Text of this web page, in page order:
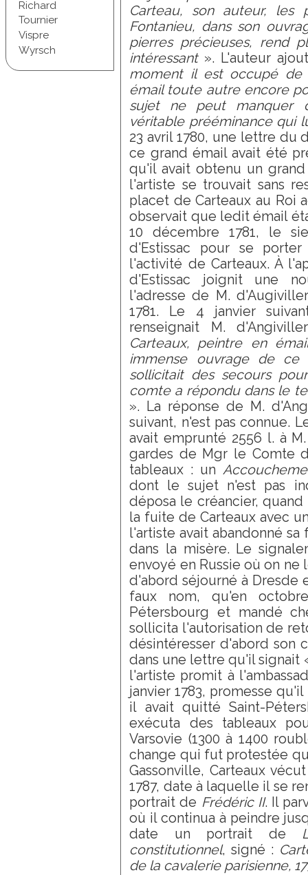
Richard
Tournier
Vispre
Wyrsch
Carteau, son auteur, les
Fontanieu, dans son
pierres précieuses, rend
intéressant». L'auteur
moment il est occupé de
émail toute autre encore
sujet ne peut manquer
véritable prééminance qui
23 avril 1780, une lettre du
ce grand émail avait été
qu'il avait obtenu un
l'artiste se trouvait sans
placet de Carteaux au Roi
observait que ledit émail
10 décembre 1781, le
d'Estissac pour se
l'activité de Carteaux. À
d'Estissac joignit une
l'adresse de M.
1781. Le 4 janvier
renseignait M.
Carteaux, peintre en
immense ouvrage de
sollicitait des secours
comte a répondu dans le
». La réponse de M.
suivant, n'est pas connue.
avait emprunté 2556 l. à
gardes de Mgr le Comte
tableaux : un
dont le sujet n'est pas
déposa le créancier,
la fuite de Carteaux avec
l'artiste avait abandonné
dans la misère. Le
envoyé en Russie où on ne
d'abord séjourné à Dresde
faux nom, qu'en
Pétersbourg et mandé
sollicita l'autorisation de
désintéresser d'abord son
dans une lettre qu'il signait
l'artiste promit à
janvier 1783, promesse
il avait quitté Saint-
exécuta des tableaux
Varsovie (1300 à 1400
change qui fut protestée
Gassonville, Carteaux
1787, date à laquelle il se
portrait de Frédéric II. Il
où il continua à peindre
date un portrait de
constitutionnel, signé :
de la cavalerie parisienne,